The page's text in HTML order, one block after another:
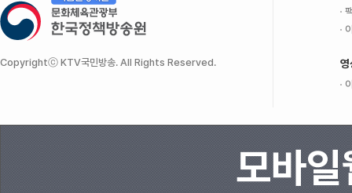
Copyrightⓒ KTV국민방송. All Rights Reserved. 영
모바